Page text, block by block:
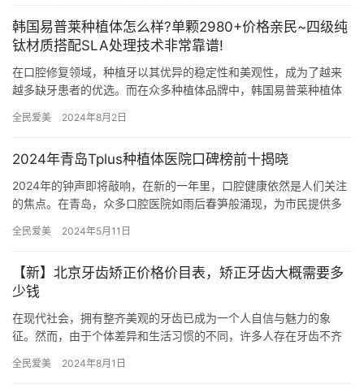
韩国易普莱种植体怎么样?单颗2980+价格亲民~四级纯
钛材质搭配SLA处理技术非常靠谱!
在口腔修复领域，种植牙以其优异的稳定性和美观性，成为了越来
越多缺牙患者的优选。而在众多种植体品牌中，韩国易普莱种植体
头角。…
全民爱美 2024年8月2日
2024年青岛Tplus种植体医院口碑榜前十揭晓
2024年的钟声即将敲响，在新的一年里，口腔健康依然是人们关注
的焦点。在青岛，众多口腔医院如雨后春笋般涌现，为市民提供多
碑…
全民爱美 2024年5月11日
【新】北京牙齿矫正价格价目表，矫正牙齿大概需要多
少钱
在现代社会，拥有整齐美观的牙齿已成为一个人自信与魅力的象
征。然而，由于个体差异和生活习惯的不同，许多人存在牙齿不齐
京牙齿矫…
全民爱美 2024年8月1日